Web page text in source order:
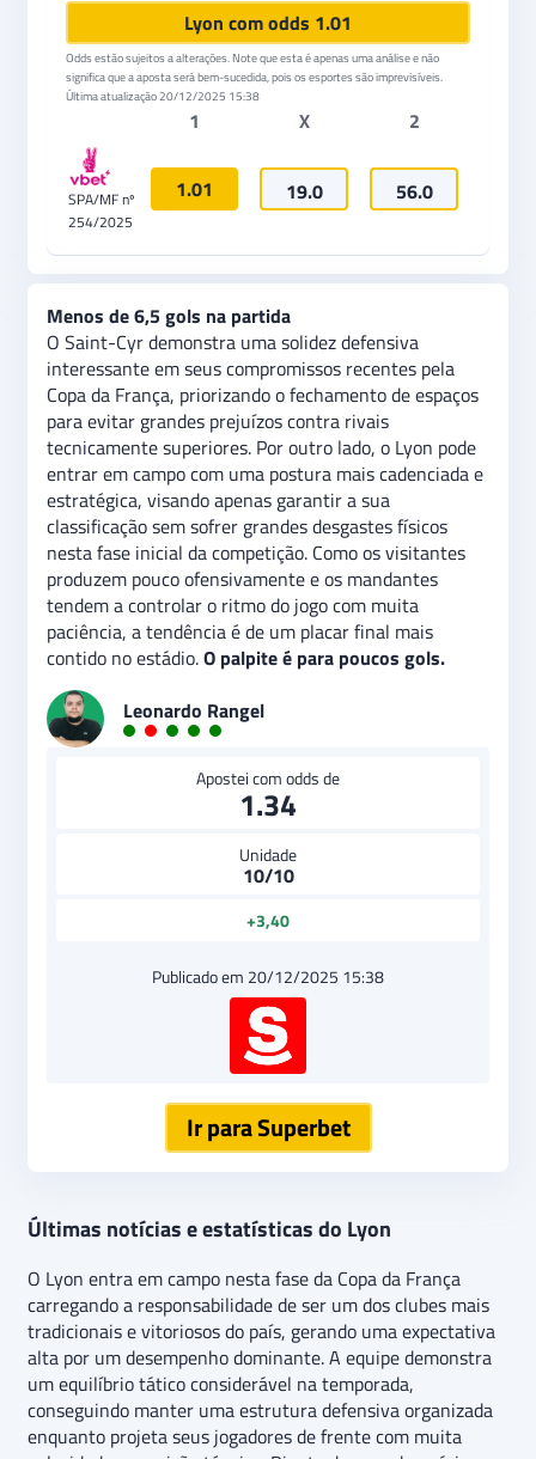
Lyon com odds 1.01
Odds estão sujeitos a alterações. Note que esta é apenas uma análise e não
significa que a aposta será bem-sucedida, pois os esportes são imprevisíveis.
Última atualização20/12/2025 15:38
1 X 2
SPA/MF nº
254/2025
1.01 19.0 56.0
Menos de 6,5 gols na partida
O Saint-Cyr demonstra uma solidez defensiva
interessante em seus compromissos recentes pela
Copa da França, priorizando o fechamento de espaços
para evitar grandes prejuízos contra rivais
tecnicamente superiores. Por outro lado, o Lyon pode
entrar em campo com uma postura mais cadenciada e
estratégica, visando apenas garantir a sua
classificação sem sofrer grandes desgastes físicos
nesta fase inicial da competição. Como os visitantes
produzem pouco ofensivamente e os mandantes
tendem a controlar o ritmo do jogo com muita
paciência, a tendência é de um placar final mais
contido no estádio.O palpite é para poucos gols.
Leonardo Rangel
Apostei com odds de
1.34
Unidade
10/10
+3,40
Publicado em 20/12/2025 15:38
Ir para Superbet
Últimas notícias e estatísticas do Lyon
O Lyon entra em campo nesta fase da Copa da França
carregando a responsabilidade de ser um dos clubes mais
tradicionais e vitoriosos do país, gerando uma expectativa
alta por um desempenho dominante. A equipe demonstra
um equilíbrio tático considerável na temporada,
conseguindo manter uma estrutura defensiva organizada
enquanto projeta seus jogadores de frente com muita